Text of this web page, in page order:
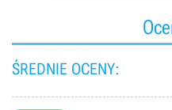
ŚREDNIE OCENY: